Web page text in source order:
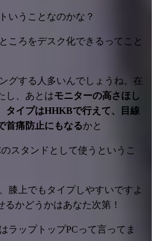
いうことなのかな？
ころをデスク化できるってこと
グする人多いんでしょうね。在
し、あとはモニターの高さほし
タイプはHHKBで行えて、目線
首痛防止にもなるかと
スタンドとして使うというこ
膝上でもタイプしやすいですよ
かどうかはあなた次第！
ラップトップPCって言ってま